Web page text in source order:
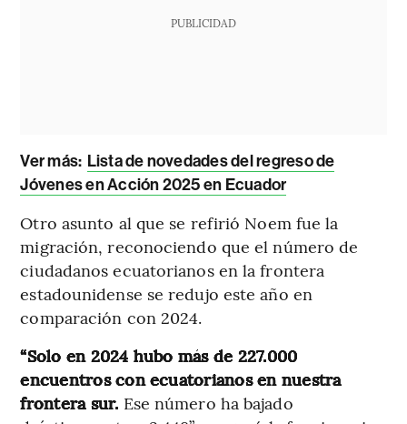
PUBLICIDAD
Ver más: Lista de novedades del regreso de
Jóvenes en Acción 2025 en Ecuador
Otro asunto al que se refirió Noem fue la
migración, reconociendo que el número de
ciudadanos ecuatorianos en la frontera
estadounidense se redujo este año en
comparación con 2024.
“Solo en 2024 hubo más de 227.000
encuentros con ecuatorianos en nuestra
frontera sur. Ese número ha bajado